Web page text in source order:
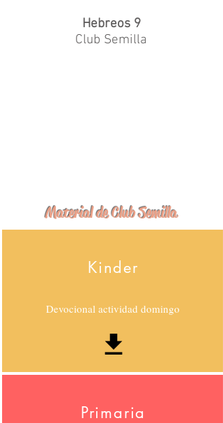
Hebreos 9
Club Semilla
Material de Club Semilla
Kinder
Devocional actividad domingo
Primaria